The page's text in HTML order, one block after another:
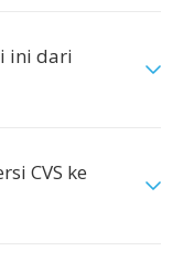
ini dari
CVS ke